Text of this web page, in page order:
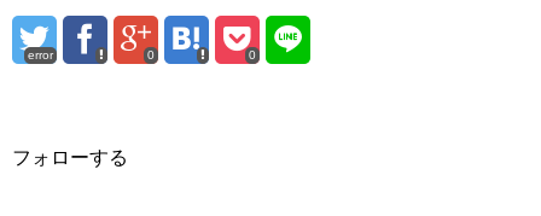
error 0 0
フォローする